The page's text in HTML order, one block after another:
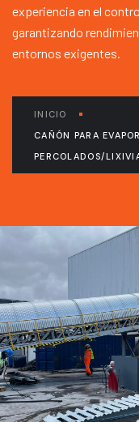
experiencia en el
garantizando
entornos exigentes.
INICIO
CAÑÓN PARA
PERCOLADOS/